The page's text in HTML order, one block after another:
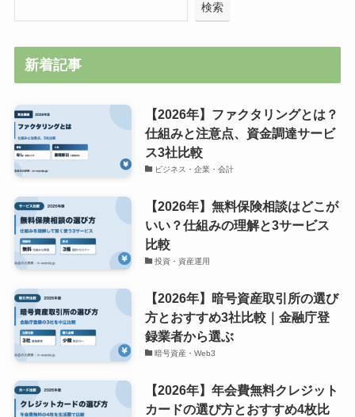
検索
新着記事
【2026年】ファクタリングとは？
仕組みと注意点、資金調達サービ
ス3社比較
ビジネス・企業・会計
【2026年】無料保険相談はどこが
いい？仕組みの理解と3サービス
比較
投資・資産運用
【2026年】暗号資産取引所の選び
方とおすすめ3社比較｜金融庁登
録業者から選ぶ
暗号資産・Web3
【2026年】年会費無料クレジット
カードの選び方とおすすめ4枚比